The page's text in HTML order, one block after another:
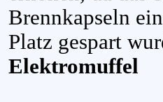
Brennkapseln
Platz gespart
Elektromuffel